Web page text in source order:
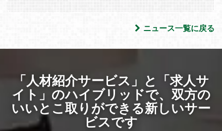
ニュース一覧に戻る
「人材紹介サービス」と「求人サ
イト」のハイブリッドで、双方の
いいとこ取りができる新しいサー
ビスです